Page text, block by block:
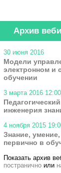
Архив
30 июня 2016
Модели
электронном и
обучении
3 марта 2016
инженерия
4 ноября 2015
Знание,
первично в
Показать архив
постранично или